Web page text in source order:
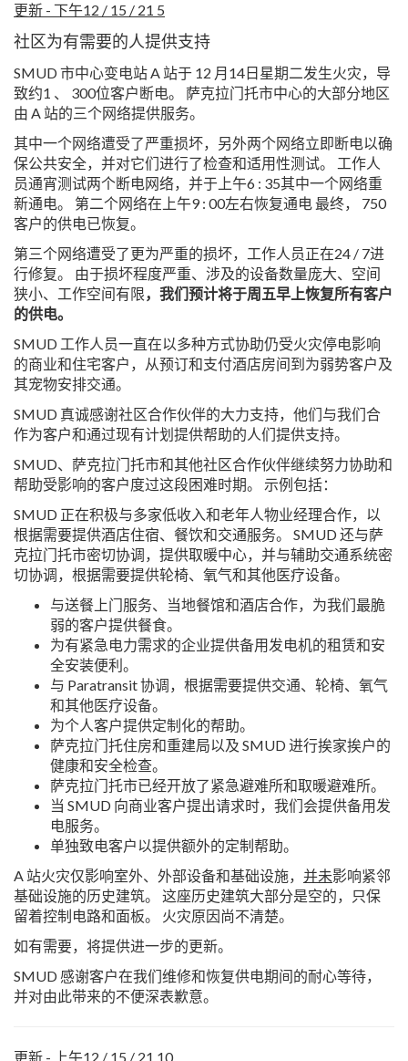
更新 - 下午12 / 15 / 21 5
社区为有需要的人提供支持
SMUD 市中心变电站 A 站于 12 月14日星期二发生火灾，导
致约1 、 300位客户断电。 萨克拉门托市中心的大部分地区
由 A 站的三个网络提供服务。
其中一个网络遭受了严重损坏，另外两个网络立即断电以确
保公共安全，并对它们进行了检查和适用性测试。 工作人
员通宵测试两个断电网络，并于上午6 : 35其中一个网络重
新通电。 第二个网络在上午9 : 00左右恢复通电 最终， 750
客户的供电已恢复。
第三个网络遭受了更为严重的损坏，工作人员正在24 / 7进
行修复。 由于损坏程度严重、涉及的设备数量庞大、空间
狭小、工作空间有限，我们预计将于周五早上恢复所有客户
的供电。
SMUD 工作人员一直在以多种方式协助仍受火灾停电影响
的商业和住宅客户，从预订和支付酒店房间到为弱势客户及
其宠物安排交通。
SMUD 真诚感谢社区合作伙伴的大力支持，他们与我们合
作为客户和通过现有计划提供帮助的人们提供支持。
SMUD、萨克拉门托市和其他社区合作伙伴继续努力协助和
帮助受影响的客户度过这段困难时期。 示例包括：
SMUD 正在积极与多家低收入和老年人物业经理合作，以
根据需要提供酒店住宿、餐饮和交通服务。 SMUD 还与萨
克拉门托市密切协调，提供取暖中心，并与辅助交通系统密
切协调，根据需要提供轮椅、氧气和其他医疗设备。
与送餐上门服务、当地餐馆和酒店合作，为我们最脆
弱的客户提供餐食。
为有紧急电力需求的企业提供备用发电机的租赁和安
全安装便利。
与 Paratransit 协调，根据需要提供交通、轮椅、氧气
和其他医疗设备。
为个人客户提供定制化的帮助。
萨克拉门托住房和重建局以及 SMUD 进行挨家挨户的
健康和安全检查。
萨克拉门托市已经开放了紧急避难所和取暖避难所。
当 SMUD 向商业客户提出请求时，我们会提供备用发
电服务。
单独致电客户以提供额外的定制帮助。
A 站火灾仅影响室外、外部设备和基础设施， 并未影响紧邻
基础设施的历史建筑。 这座历史建筑大部分是空的，只保
留着控制电路和面板。 火灾原因尚不清楚。
如有需要，将提供进一步的更新。
SMUD 感谢客户在我们维修和恢复供电期间的耐心等待，
并对由此带来的不便深表歉意。
更新 - 上午12 / 15 / 21 10